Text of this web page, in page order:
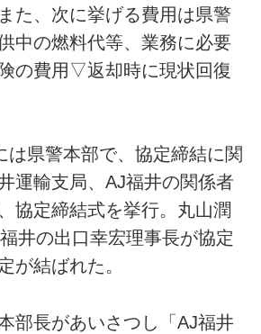
た、次に挙げる費用は県警
中の燃料代等、業務に必要
の費用▽返却時に現状回復
は県警本部で、協定締結に関
運輸支局、AJ福井の関係者
協定締結式を挙行。丸山潤
井の出口幸宏理事長が協定
が結ばれた。
部長があいさつし「AJ福井